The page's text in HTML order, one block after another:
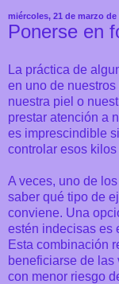
miércoles, 21 de marzo de
Ponerse en
La práctica de
en uno de
nuestra piel o
prestar atención a
es imprescindible
controlar esos kilos
A veces, uno de
saber qué tipo de
conviene. Una
estén indecisas es
Esta combinación
beneficiarse de
con menor riesgo